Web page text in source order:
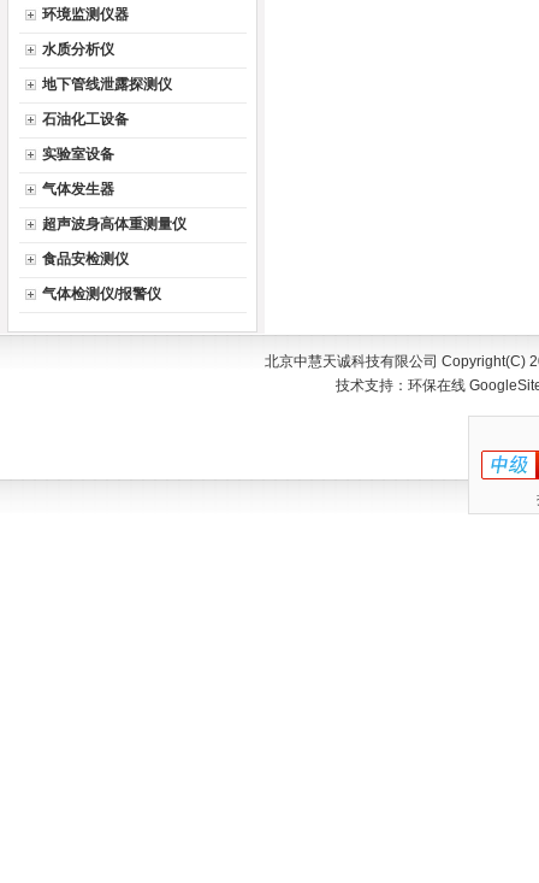
环境监测仪器
水质分析仪
地下管线泄露探测仪
石油化工设备
实验室设备
气体发生器
超声波身高体重测量仪
食品安检测仪
气体检测仪/报警仪
北京中慧天诚科技有限公司
技术支持：环保在线